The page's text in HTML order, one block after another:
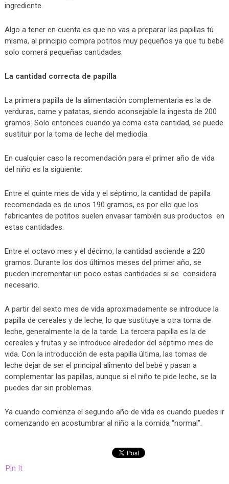
ingrediente.
Algo a tener en cuenta es que no vas a preparar las papillas tú
misma, al principio compra potitos muy pequeños ya que tu bebé
solo comerá pequeñas cantidades.
La cantidad correcta de papilla
La primera papilla de la alimentación complementaria es la de
verduras, carne y patatas, siendo aconsejable la ingesta de 200
gramos. Solo entonces cuando ya coma esta cantidad, se puede
sustituir por la toma de leche del mediodía.
En cualquier caso la recomendación para el primer año de vida
del niño es la siguiente:
Entre el quinte mes de vida y el séptimo, la cantidad de papilla
recomendada es de unos 190 gramos, es por ello que los
fabricantes de potitos suelen envasar también sus productos en
estas cantidades.
Entre el octavo mes y el décimo, la cantidad asciende a 220
gramos. Durante los dos últimos meses del primer año, se
pueden incrementar un poco estas cantidades si se considera
necesario.
A partir del sexto mes de vida aproximadamente se introduce la
papilla de cereales y de leche, lo que sustituye a otra toma de
leche, generalmente la de la tarde. La tercera papilla es la de
cereales y frutas y se introduce alrededor del séptimo mes de
vida. Con la introducción de esta papilla última, las tomas de
leche dejar de ser el principal alimento del bebé y pasan a
complementar las papillas, aunque si el niño te pide leche, se la
puedes dar sin problemas.
Ya cuando comienza el segundo año de vida es cuando puedes ir
comenzando en acostumbrar al niño a la comida “normal”.
Pin It